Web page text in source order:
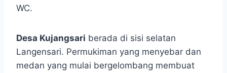
WC.
Desa Kujangsari berada di sisi selatan
Langensari. Permukiman yang menyebar dan
medan yang mulai bergelombang membuat